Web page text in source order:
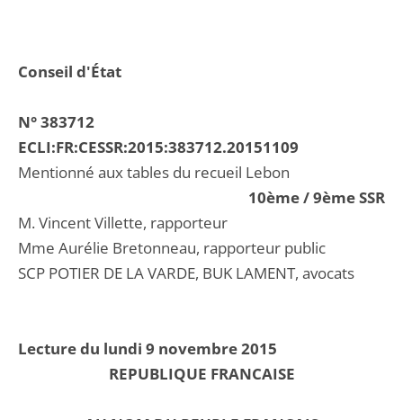
Conseil d'État
N° 383712
ECLI:FR:CESSR:2015:383712.20151109
Mentionné aux tables du recueil Lebon
10ème / 9ème SSR
M. Vincent Villette, rapporteur
Mme Aurélie Bretonneau, rapporteur public
SCP POTIER DE LA VARDE, BUK LAMENT, avocats
Lecture du lundi 9 novembre 2015
REPUBLIQUE FRANCAISE